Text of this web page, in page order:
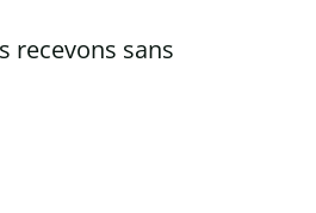
recevons sans